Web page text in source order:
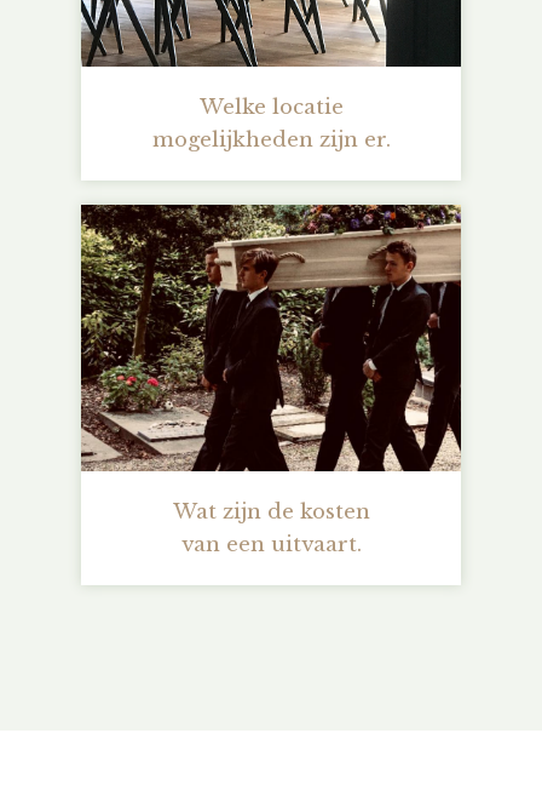
Welke locatie
mogelijkheden zijn er.
Wat zijn de kosten
van een uitvaart.